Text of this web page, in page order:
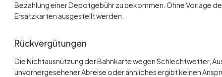
Bezahlung einer Depotgebühr zu bekommen. Ohne Vorlage
Ersatzkarten ausgestellt werden.
Rückvergütungen
Die Nichtausnützung der Bahnkarte wegen Schlechtwetter,
unvorhergesehener Abreise oder ähnliches ergibt keinen